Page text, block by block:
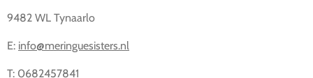
9482 WL Tynaarlo
E: info@meringuesisters.nl
T: 0682457841